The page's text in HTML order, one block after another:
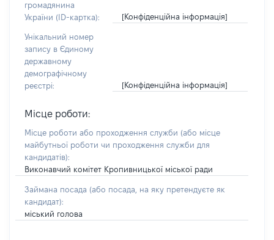
громадянина
України (ID-картка):
[Конфіденційна інформація]
Унікальний номер
запису в Єдиному
державному
демографічному
реєстрі:
[Конфіденційна інформація]
Місце роботи:
Місце роботи або проходження служби (або місце
майбутньої роботи чи проходження служби для
кандидатів):
Виконавчий комітет Кропивницької міської ради
Займана посада (або посада, на яку претендуєте як
кандидат):
міський голова